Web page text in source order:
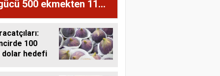
500 ekmekten 11
düştü
100
dolar hedefi